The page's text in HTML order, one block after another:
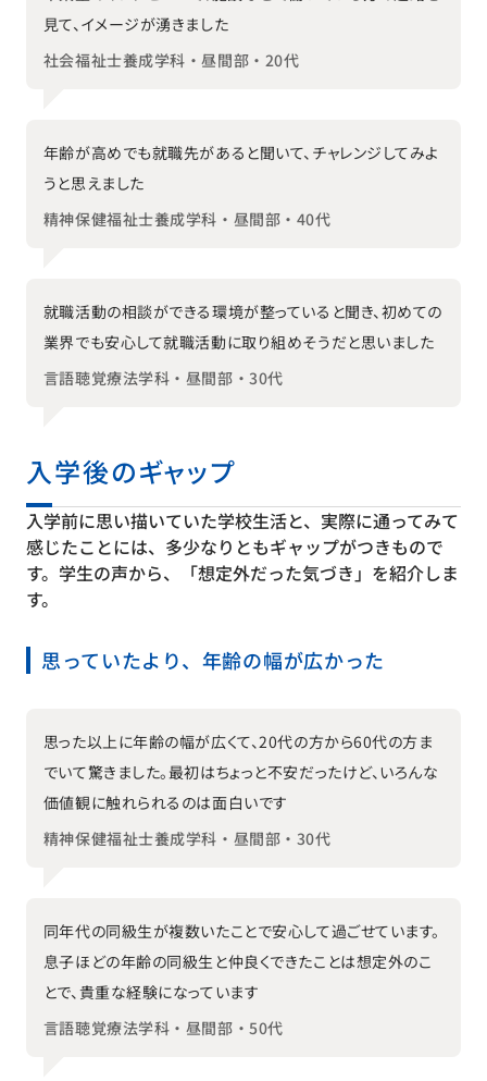
見て、イメージが湧きました
社会福祉士養成学科・昼間部・20代
年齢が高めでも就職先があると聞いて、チャレンジしてみよ
うと思えました
精神保健福祉士養成学科・昼間部・40代
就職活動の相談ができる環境が整っていると聞き、初めての
業界でも安心して就職活動に取り組めそうだと思いました
言語聴覚療法学科・昼間部・30代
入学後のギャップ
入学前に思い描いていた学校生活と、実際に通ってみて
感じたことには、多少なりともギャップがつきもので
す。学生の声から、「想定外だった気づき」を紹介しま
す。
思っていたより、年齢の幅が広かった
思った以上に年齢の幅が広くて、20代の方から60代の方ま
でいて驚きました。最初はちょっと不安だったけど、いろんな
価値観に触れられるのは面白いです
精神保健福祉士養成学科・昼間部・30代
同年代の同級生が複数いたことで安心して過ごせています。
息子ほどの年齢の同級生と仲良くできたことは想定外のこ
とで、貴重な経験になっています
言語聴覚療法学科・昼間部・50代